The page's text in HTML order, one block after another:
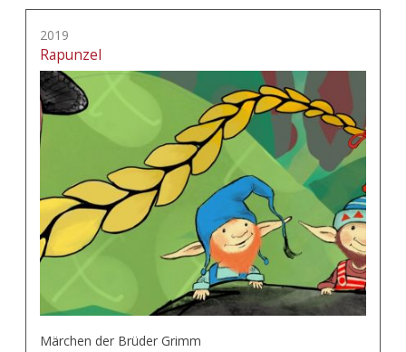
2019
Rapunzel
Märchen der Brüder Grimm